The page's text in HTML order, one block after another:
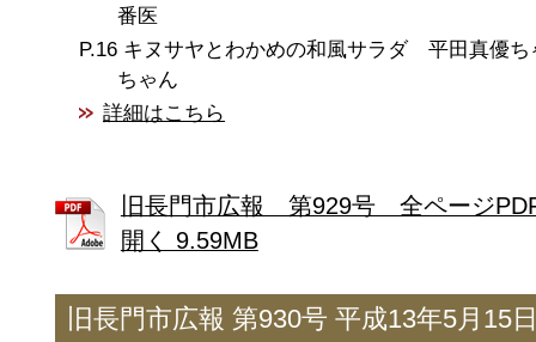
番医
キヌサヤとわかめの和風サラダ 平田真優ち
ちゃん
詳細はこちら
旧長門市広報 第929号 全ページ
開く 9.59MB
旧長門市広報 第930号 平成13年5月15